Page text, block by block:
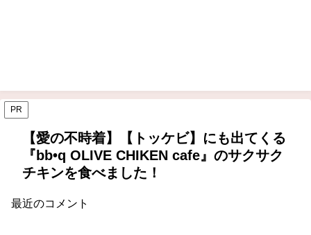
PR
【愛の不時着】【トッケビ】にも出てくる
『bb•q OLIVE CHIKEN cafe』のサクサク
チキンを食べました！
最近のコメント